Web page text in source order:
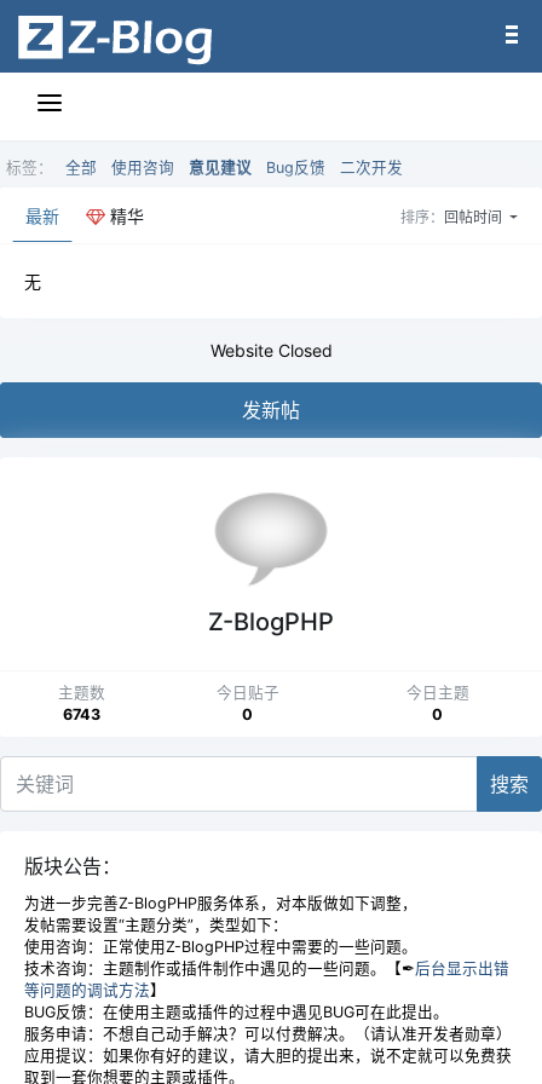
标签： 全部 使用咨询 意见建议 Bug反馈 二次开发
最新 精华 排序： 回帖时间
无
Website Closed
发新帖
Z-BlogPHP
主题数
6743
今日贴子
0
今日主题
0
搜索
版块公告：
为进一步完善Z-BlogPHP服务体系，对本版做如下调整，
发帖需要设置“主题分类”，类型如下：
使用咨询：正常使用Z-BlogPHP过程中需要的一些问题。
技术咨询：主题制作或插件制作中遇见的一些问题。【✒后台显示出错
等问题的调试方法】
BUG反馈：在使用主题或插件的过程中遇见BUG可在此提出。
服务申请：不想自己动手解决？可以付费解决。（请认准开发者勋章）
应用提议：如果你有好的建议，请大胆的提出来，说不定就可以免费获
取到一套你想要的主题或插件。